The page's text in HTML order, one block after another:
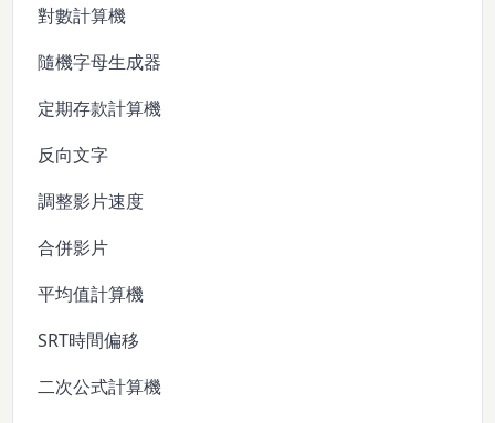
對數計算機
隨機字母生成器
定期存款計算機
反向文字
調整影片速度
合併影片
平均值計算機
SRT時間偏移
二次公式計算機